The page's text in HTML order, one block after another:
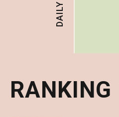
DAILY
RANKING
RANKING
RANKING